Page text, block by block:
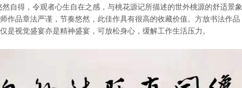
自得，令观者心生自在之感，与桃花源记所描述的世外桃源的舒适景象
作品章法严谨，节奏悠然，此佳作具有很高的收藏价值。方放书法作品
是视觉盛宴亦是精神盛宴，可放松身心，缓解工作生活压力。